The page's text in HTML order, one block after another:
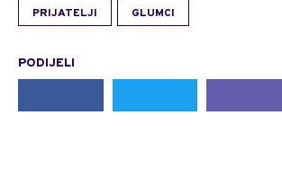
PRIJATELJI GLUMCI
PODIJELI